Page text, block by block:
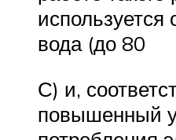
используется
вода (до 80
С) и,
повышенный